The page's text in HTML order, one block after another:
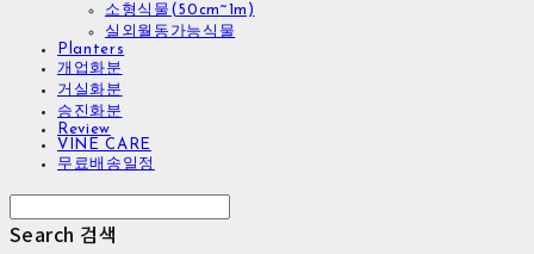
소형식물(50cm~1m)
실외월동가능식물
Planters
개업화분
거실화분
승진화분
Review
VINE CARE
무료배송일정
Search 검색